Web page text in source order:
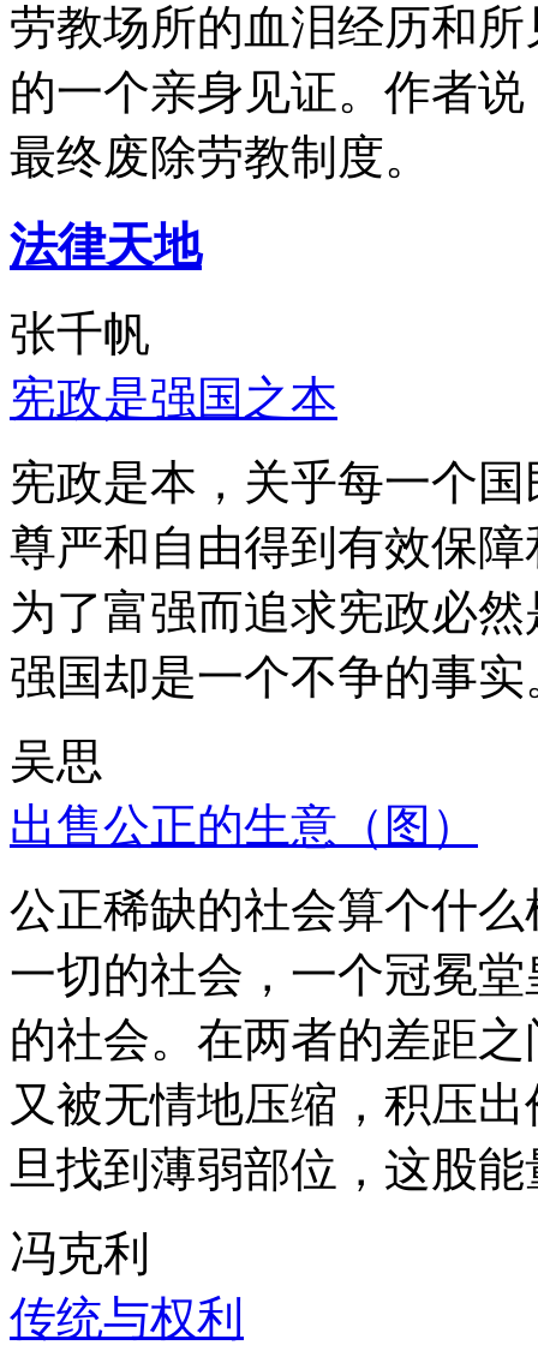
劳教场所的血泪经历和
的一个亲身见证。作者
最终废除劳教制度。
法律天地
张千帆
宪政是强国之本
宪政是本，关乎每一个
尊严和自由得到有效保
为了富强而追求宪政必
强国却是一个不争的事实
吴思
出售公正的生意（图）
公正稀缺的社会算个什
一切的社会，一个冠冕
的社会。在两者的差距
又被无情地压缩，积压
旦找到薄弱部位，这股
冯克利
传统与权利